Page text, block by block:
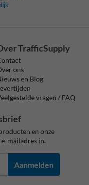
TrafficSupply
ons
en Blog
vragen / FAQ
en onze
mailadres in.
Aanmelden